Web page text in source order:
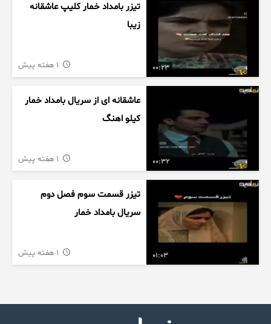
00:23
تیزر بامداد خمار کلیپ عاشقانه
زیبا
00:32
عاشقانه ای از سریال بامداد خمار
کیلو اهنگ
01:03
تیزر قسمت سوم فصل دوم
سریال بامداد خمار